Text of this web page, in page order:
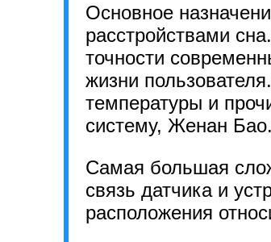
Основное
расстройствами
точности
жизни
температуры и
систему, Женан Бао.
Самая большая
связь датчика и
расположения